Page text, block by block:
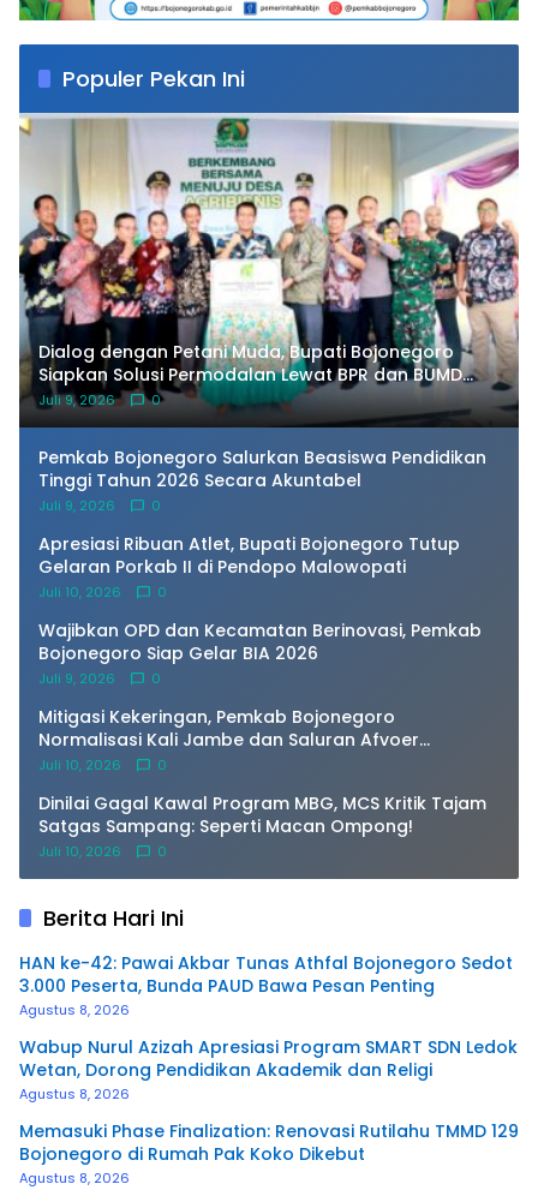
Populer Pekan Ini
Dialog dengan Petani Muda, Bupati Bojonegoro
Siapkan Solusi Permodalan Lewat BPR dan BUMD
Pangan
Juli 9, 2026 0
Pemkab Bojonegoro Salurkan Beasiswa Pendidikan
Tinggi Tahun 2026 Secara Akuntabel
Juli 9, 2026 0
Apresiasi Ribuan Atlet, Bupati Bojonegoro Tutup
Gelaran Porkab II di Pendopo Malowopati
Juli 10, 2026 0
Wajibkan OPD dan Kecamatan Berinovasi, Pemkab
Bojonegoro Siap Gelar BIA 2026
Juli 9, 2026 0
Mitigasi Kekeringan, Pemkab Bojonegoro
Normalisasi Kali Jambe dan Saluran Afvoer
Purwosari
Juli 10, 2026 0
Dinilai Gagal Kawal Program MBG, MCS Kritik Tajam
Satgas Sampang: Seperti Macan Ompong!
Juli 10, 2026 0
Berita Hari Ini
HAN ke-42: Pawai Akbar Tunas Athfal Bojonegoro Sedot
3.000 Peserta, Bunda PAUD Bawa Pesan Penting
Agustus 8, 2026
Wabup Nurul Azizah Apresiasi Program SMART SDN Ledok
Wetan, Dorong Pendidikan Akademik dan Religi
Agustus 8, 2026
Memasuki Phase Finalization: Renovasi Rutilahu TMMD 129
Bojonegoro di Rumah Pak Koko Dikebut
Agustus 8, 2026